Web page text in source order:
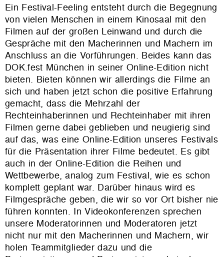
Ein Festival-Feeling entsteht durch die Begegnung
von vielen Menschen in einem Kinosaal mit den
Filmen auf der großen Leinwand und durch die
Gespräche mit den Macherinnen und Machern im
Anschluss an die Vorführungen. Beides kann das
DOK.fest München in seiner Online-Edition nicht
bieten. Bieten können wir allerdings die Filme an
sich und haben jetzt schon die positive Erfahrung
gemacht, dass die Mehrzahl der
Rechteinhaberinnen und Rechteinhaber mit ihren
Filmen gerne dabei geblieben und neugierig sind
auf das, was eine Online-Edition unseres Festivals
für die Präsentation ihrer Filme bedeutet. Es gibt
auch in der Online-Edition die Reihen und
Wettbewerbe, analog zum Festival, wie es schon
komplett geplant war. Darüber hinaus wird es
Filmgespräche geben, die wir so vor Ort bisher nie
führen konnten. In Videokonferenzen sprechen
unsere Moderatorinnen und Moderatoren jetzt
nicht nur mit den Macherinnen und Machern, wir
holen Teammitglieder dazu und die